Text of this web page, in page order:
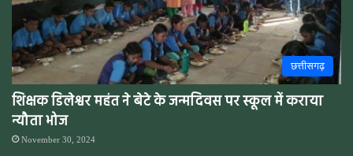
छत्तीसगढ़
शिक्षक डिलेश्वर महंत ने बेटे के जन्मदिवस पर स्कूल में कराया
न्यौता भोज
November 30, 2024